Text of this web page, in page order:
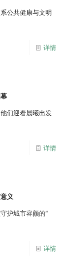
公共健康与文明
详情
们迎着晨曦出发
详情
义
护城市容颜的“
详情